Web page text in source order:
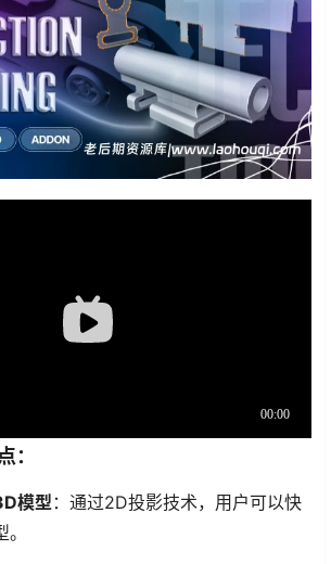
：
模型 ：通过2D投影技术，用户可以快